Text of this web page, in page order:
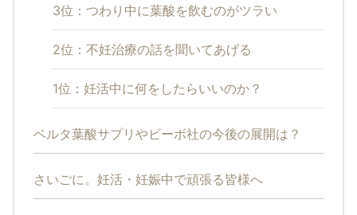
3位：つわり中に葉酸を飲むのがツラい
2位：不妊治療の話を聞いてあげる
1位：妊活中に何をしたらいいのか？
ベルタ葉酸サプリやビーボ社の今後の展開は？
さいごに。妊活・妊娠中で頑張る皆様へ